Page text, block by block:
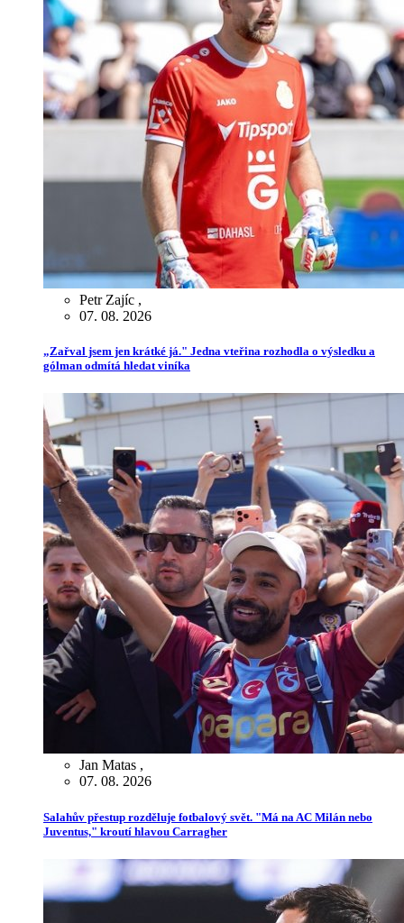
Petr Zajíc ,
07. 08. 2026
„Zařval jsem jen krátké já." Jedna vteřina rozhodla o výsledku a
gólman odmítá hledat viníka
Jan Matas ,
07. 08. 2026
Salahův přestup rozděluje fotbalový svět. "Má na AC Milán nebo
Juventus," kroutí hlavou Carragher